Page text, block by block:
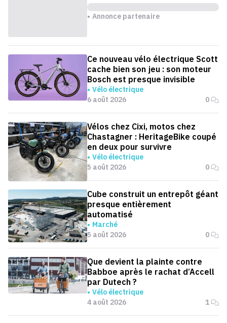
Annonce partenaire
Ce nouveau vélo électrique Scott
cache bien son jeu : son moteur
Bosch est presque invisible
Vélo électrique
6 août 2026
0
Vélos chez Cixi, motos chez
Chastagner : HeritageBike coupé
en deux pour survivre
Vélo électrique
5 août 2026
0
Cube construit un entrepôt géant
presque entièrement
automatisé
Marché
5 août 2026
0
Que devient la plainte contre
Babboe après le rachat d’Accell
par Dutech ?
Vélo électrique
4 août 2026
1